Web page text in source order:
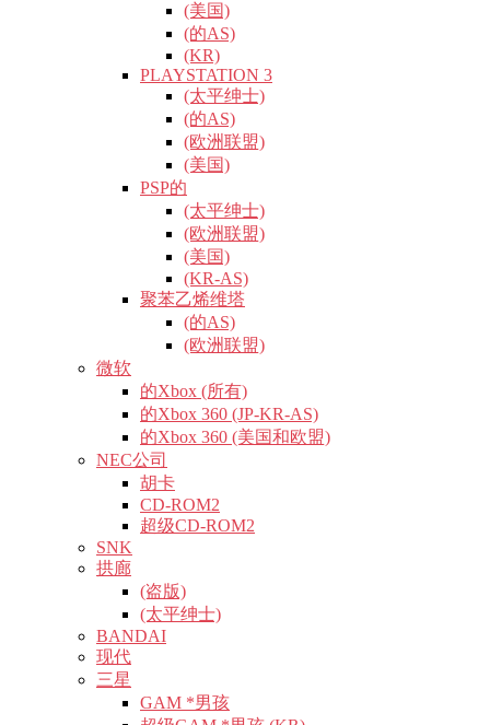
(美国)
(的AS)
(KR)
PLAYSTATION 3
(太平绅士)
(的AS)
(欧洲联盟)
(美国)
PSP的
(太平绅士)
(欧洲联盟)
(美国)
(KR-AS)
聚苯乙烯维塔
(的AS)
(欧洲联盟)
微软
的Xbox (所有)
的Xbox 360 (JP-KR-AS)
的Xbox 360 (美国和欧盟)
NEC公司
胡卡
CD-ROM2
超级CD-ROM2
SNK
拱廊
(盗版)
(太平绅士)
BANDAI
现代
三星
GAM *男孩